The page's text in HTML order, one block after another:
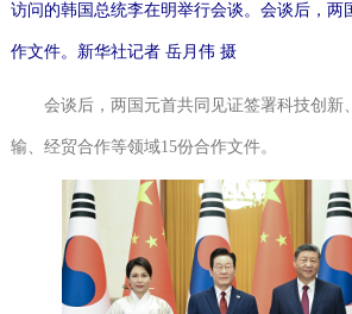
访问的韩国总统李在明举行会谈。会谈后，两
作文件。新华社记者岳月伟摄
会谈后，两国元首共同见证签署科技创新
输、经贸合作等领域15份合作文件。